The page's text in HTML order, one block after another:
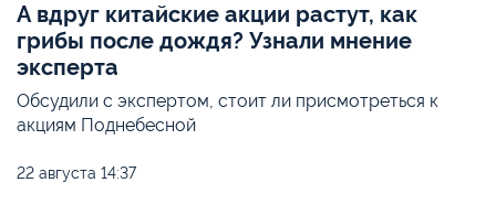
А вдруг китайские акции растут, как
грибы после дождя? Узнали мнение
эксперта
Обсудили с экспертом, стоит ли присмотреться к
акциям Поднебесной
22 августа 14:37